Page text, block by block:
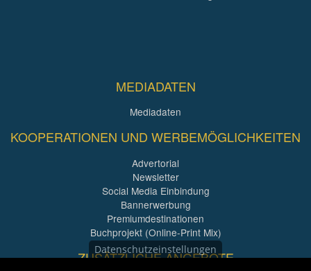
MEDIADATEN
Mediadaten
KOOPERATIONEN UND WERBEMÖGLICHKEITEN
Advertorial
Newsletter
Social Media Einbindung
Bannerwerbung
Premiumdestinationen
Buchprojekt (Online-Print Mix)
ZUSÄTZLICHE ANGEBOTE
Datenschutzeinstellungen